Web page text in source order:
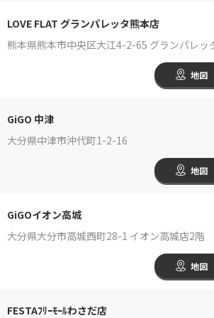
LOVE FLAT グランパレッタ熊本店
熊本県熊本市中央区大江4-2-65 グランパレッ
地図
GiGO 中津
大分県中津市沖代町1-2-16
地図
GiGOイオン高城
大分県大分市高城西町28-1 イオン高城店2階
地図
FESTAﾌﾘｰﾓｰﾙわさだ店